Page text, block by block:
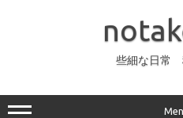
ッ
プ
些細な日常